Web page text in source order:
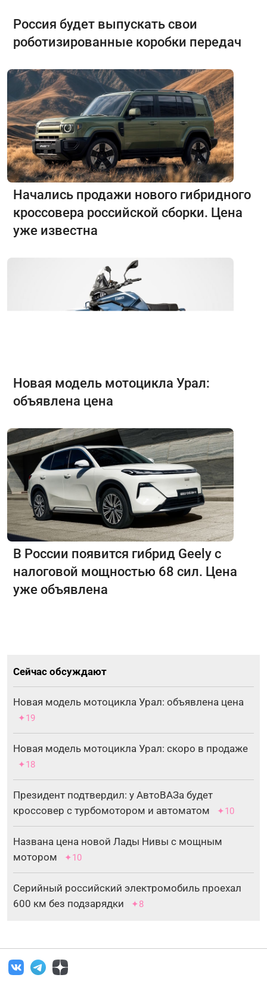
Россия будет выпускать свои
роботизированные коробки передач
Начались продажи нового гибридного
кроссовера российской сборки. Цена
уже известна
Новая модель мотоцикла Урал:
объявлена цена
В России появится гибрид Geely с
налоговой мощностью 68 сил. Цена
уже объявлена
Сейчас обсуждают
Новая модель мотоцикла Урал: объявлена цена
✦19
Новая модель мотоцикла Урал: скоро в продаже
✦18
Президент подтвердил: у АвтоВАЗа будет
кроссовер с турбомотором и автоматом
✦10
Названа цена новой Лады Нивы с мощным
мотором
✦10
Серийный российский электромобиль проехал
600 км без подзарядки
✦8